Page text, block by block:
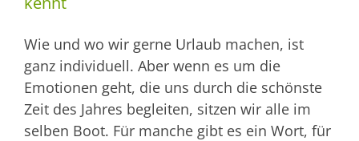
Wie und wo wir gerne Urlaub machen, ist
ganz individuell. Aber wenn es um die
Emotionen geht, die uns durch die schönste
Zeit des Jahres begleiten, sitzen wir alle im
selben Boot. Für manche gibt es ein Wort, für